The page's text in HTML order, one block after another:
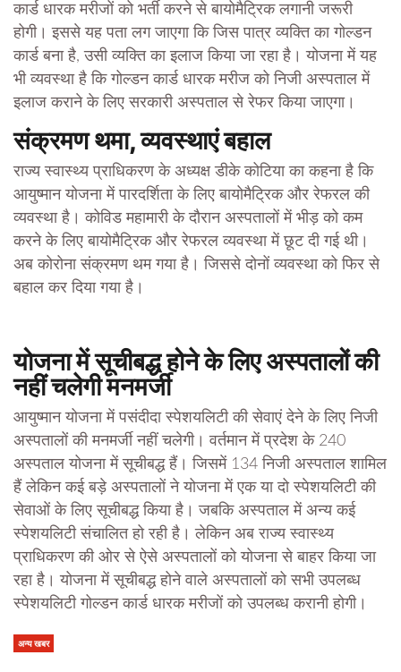
कार्ड धारक मरीजों को भर्ती करने से बायोमैट्रिक लगानी जरूरी
होगी। इससे यह पता लग जाएगा कि जिस पात्र व्यक्ति का गोल्डन
कार्ड बना है, उसी व्यक्ति का इलाज किया जा रहा है। योजना में यह
भी व्यवस्था है कि गोल्डन कार्ड धारक मरीज को निजी अस्पताल में
इलाज कराने के लिए सरकारी अस्पताल से रेफर किया जाएगा।
संक्रमण थमा, व्यवस्थाएं बहाल
राज्य स्वास्थ्य प्राधिकरण के अध्यक्ष डीके कोटिया का कहना है कि
आयुष्मान योजना में पारदर्शिता के लिए बायोमैट्रिक और रेफरल की
व्यवस्था है। कोविड महामारी के दौरान अस्पतालों में भीड़ को कम
करने के लिए बायोमैट्रिक और रेफरल व्यवस्था में छूट दी गई थी।
अब कोरोना संक्रमण थम गया है। जिससे दोनों व्यवस्था को फिर से
बहाल कर दिया गया है।
योजना में सूचीबद्ध होने के लिए अस्पतालों की
नहीं चलेगी मनमर्जी
आयुष्मान योजना में पसंदीदा स्पेशयलिटी की सेवाएं देने के लिए निजी
अस्पतालों की मनमर्जी नहीं चलेगी। वर्तमान में प्रदेश के 240
अस्पताल योजना में सूचीबद्ध हैं। जिसमें 134 निजी अस्पताल शामिल
हैं लेकिन कई बड़े अस्पतालों ने योजना में एक या दो स्पेशयलिटी की
सेवाओं के लिए सूचीबद्ध किया है। जबकि अस्पताल में अन्य कई
स्पेशयलिटी संचालित हो रही है। लेकिन अब राज्य स्वास्थ्य
प्राधिकरण की ओर से ऐसे अस्पतालों को योजना से बाहर किया जा
रहा है। योजना में सूचीबद्ध होने वाले अस्पतालों को सभी उपलब्ध
स्पेशयलिटी गोल्डन कार्ड धारक मरीजों को उपलब्ध करानी होगी।
अन्य खबर